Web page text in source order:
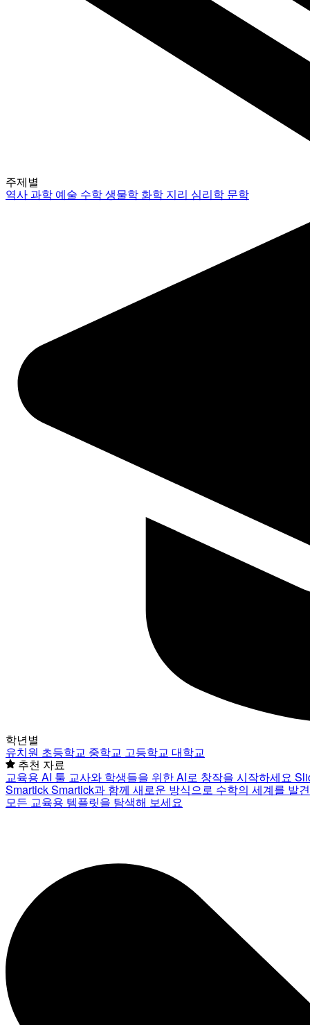
주제별
역사과학 예술 수학생물학 화학 지리 심리학 문학
학년별
유치원 초등학교 중학교 고등학교 대학교
추천 자료
교육용 AI 툴 교사와 학생들을 위한 AI로 창작을 시작하세요
SmartickSmartick과 함께 새로운 방식으로 수학의 세계를 발
모든 교육용 템플릿을 탐색해 보세요